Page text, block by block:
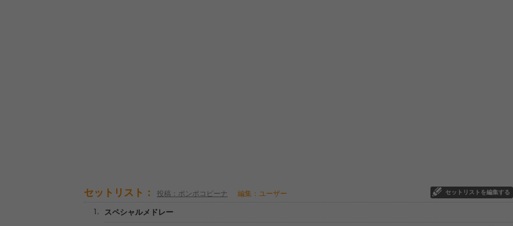
セットリスト： 投稿：ポンポコピーナ 編集：ユーザー セットリストを編集する
スペシャルメドレー